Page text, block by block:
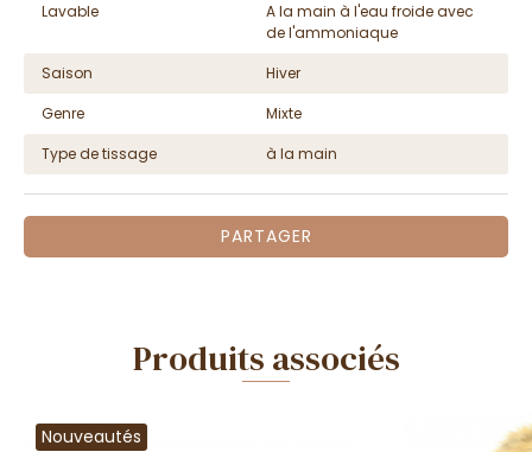
Lavable
A la main à l'eau froide avec
de l'ammoniaque
Saison
Hiver
Genre
Mixte
Type de tissage
à la main
PARTAGER
Produits associés
Nouveautés